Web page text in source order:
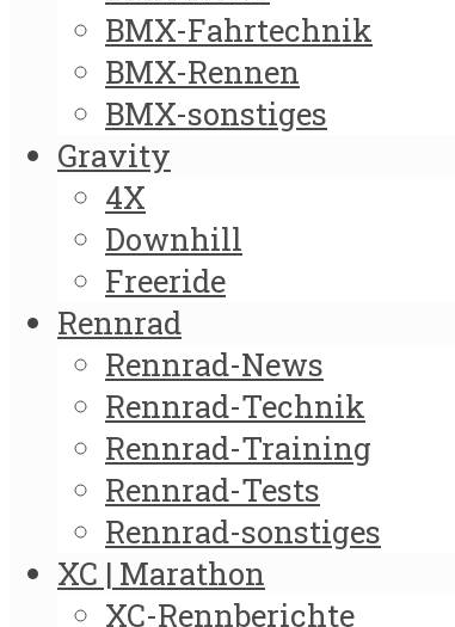
BMX-Fahrtechnik
BMX-Rennen
BMX-sonstiges
Gravity
4X
Downhill
Freeride
Rennrad
Rennrad-News
Rennrad-Technik
Rennrad-Training
Rennrad-Tests
Rennrad-sonstiges
XC | Marathon
XC-Rennberichte